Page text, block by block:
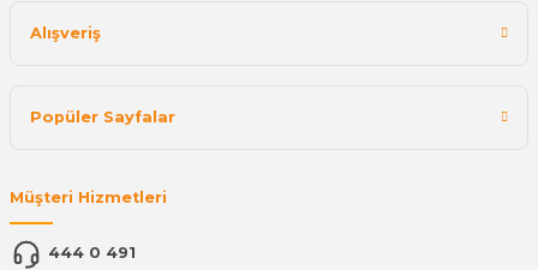
Alışveriş
Popüler Sayfalar
Müşteri Hizmetleri
444 0 491